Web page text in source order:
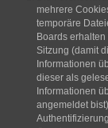
mehrere
temporäre
Boards
Sitzung (damit
Informationen
dieser als
Informationen
angemeldet